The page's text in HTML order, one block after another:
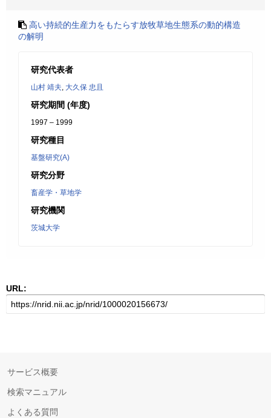
高い持続的生産力をもたらす放牧草地生態系の動的構造
の解明
研究代表者
山村 靖夫, 大久保 忠且
研究期間 (年度)
1997 – 1999
研究種目
基盤研究(A)
研究分野
畜産学・草地学
研究機関
茨城大学
URL:
サービス概要
検索マニュアル
よくある質問